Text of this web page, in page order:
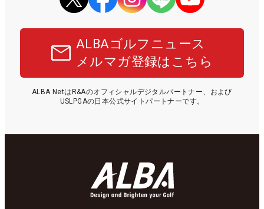
ALBAゴルフニュース
メルマガ登録はこちら
ALBA NetはR&Aのオフィシャルデジタルパートナー、および
USLPGAの日本公式サイトパートナーです。